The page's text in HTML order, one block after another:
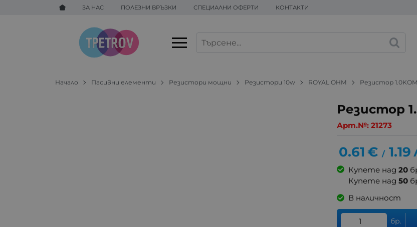
ЗА НАС ПОЛЕЗНИ ВРЪЗКИ СПЕЦИАЛНИ ОФЕРТИ КОНТАКТИ
Начало Пасивни елементи Резистори мощни Резистори 10w ROYAL OHM Резистор
Резистор
Арт.№: 21273
0.61 € / 1.19
Купете над 20
Купете над 50
В наличност
бр.